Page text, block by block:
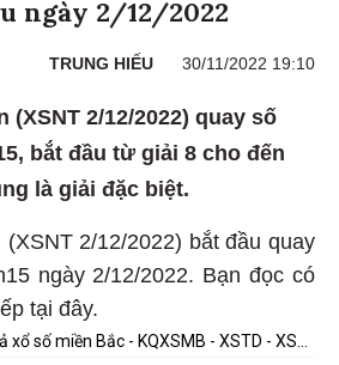
ngày 2/12/2022
TRUNG HIẾU 30/11/2022 19:10
(XSNT 2/12/2022) quay số
bắt đầu từ giải 8 cho đến
là giải đặc biệt.
2/12/2022) bắt đầu quay
ngày 2/12/2022. Bạn đọc có
tại đây.